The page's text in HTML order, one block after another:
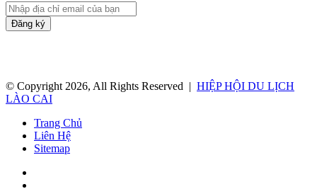
Nhập
địa
chỉ
© Copyright 2026, All Rights Reserved | HIỆP HỘI DU LỊCH
LÀO CAI
Trang Chủ
Liên Hệ
Sitemap